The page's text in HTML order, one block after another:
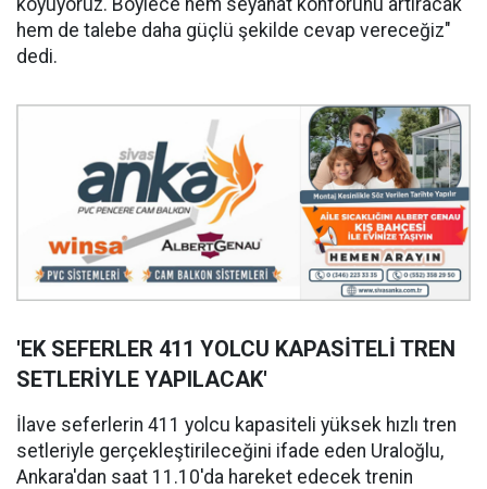
koyuyoruz. Böylece hem seyahat konforunu artıracak
hem de talebe daha güçlü şekilde cevap vereceğiz"
dedi.
'EK SEFERLER 411 YOLCU KAPASİTELİ TREN
SETLERİYLE YAPILACAK'
İlave seferlerin 411 yolcu kapasiteli yüksek hızlı tren
setleriyle gerçekleştirileceğini ifade eden Uraloğlu,
Ankara'dan saat 11.10'da hareket edecek trenin